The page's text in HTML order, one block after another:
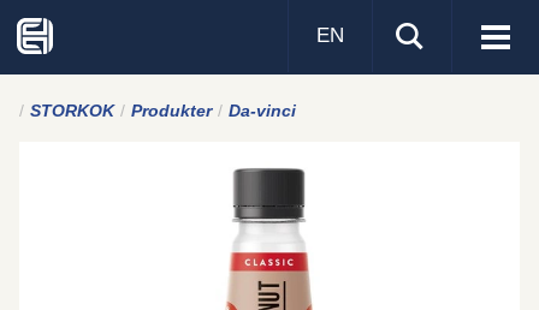
Visa
EN
STORKOK Produkter Da-vinci